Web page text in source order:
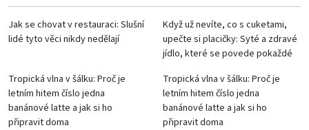
Jak se chovat v restauraci: Slušní
lidé tyto věci nikdy nedělají
Když už nevíte, co s cuketami,
upečte si placičky: Syté a zdravé
jídlo, které se povede pokaždé
Tropická vlna v šálku: Proč je
letním hitem číslo jedna
banánové latte a jak si ho
připravit doma
Tropická vlna v šálku: Proč je
letním hitem číslo jedna
banánové latte a jak si ho
připravit doma